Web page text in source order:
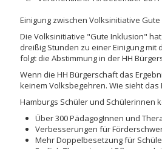
Einigung zwischen Volksinitiative
Die Volksinitiative "Gute Inklusion"
dreißig Stunden zu einer Einigung mit
folgt die Abstimmung in der HH
Wenn die HH Bürgerschaft das
keinem Volksbegehren. Wie sieht das
Hamburgs Schüler und Schülerinnen
Über 300 PädagogInnen und
Verbesserungen für
Mehr Doppelbesetzung für